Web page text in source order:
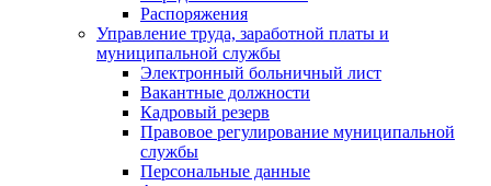
Распоряжения
Управление труда, заработной платы и
муниципальной службы
Электронный больничный лист
Вакантные должности
Кадровый резерв
Правовое регулирование муниципальной
службы
Персональные данные